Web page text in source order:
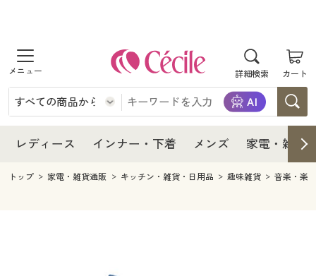
詳細検索 カート
商品を探す
レディース
レディースファッション
インナー・下着
インナー・下着通販すべて
メンズ
レディース インナー・下着 メンズ 家電・雑貨
レディース
レディース通販すべて
レディースファッション
インナー・下着
インナー・下着通販すべて
メンズ
トップ 家電・雑貨通販 キッチン・雑貨・日用品 趣味雑貨 音楽・楽